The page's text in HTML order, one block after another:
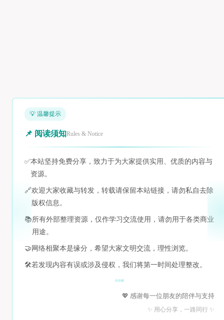
💡 温馨提示
📌 阅读须知Rules & Notice
✅本站坚持免费分享，致力于为大家提供实用、优质的内容与
资源。
🔗欢迎大家收藏与转发，转载请保留本站链接，请勿私自去除
版权信息。
📚所有外部整理资源，仅作学习交流使用，请勿用于各类商业
用途。
🤝 网络相聚本是缘分，希望大家文明交流，理性浏览。
🛠️若发现内容有误或涉及侵权，我们将第一时间处理整改。
💖 感谢每一位朋友的陪伴与支持
✨ 用心分享，一路同行 ✨